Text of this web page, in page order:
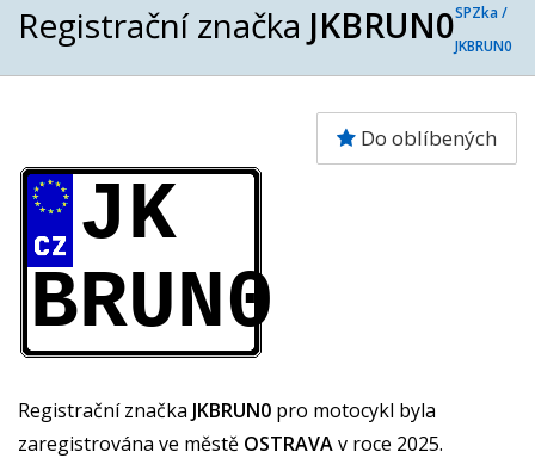
Registrační značka JKBRUN0SPZka /
JKBRUN0
Do oblíbených
JK
BRUN0
Registrační značka JKBRUN0 pro motocykl byla
zaregistrována ve městě OSTRAVAv roce 2025.